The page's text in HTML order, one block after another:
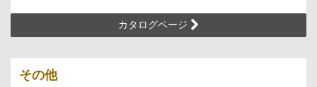
カタログページ
その他